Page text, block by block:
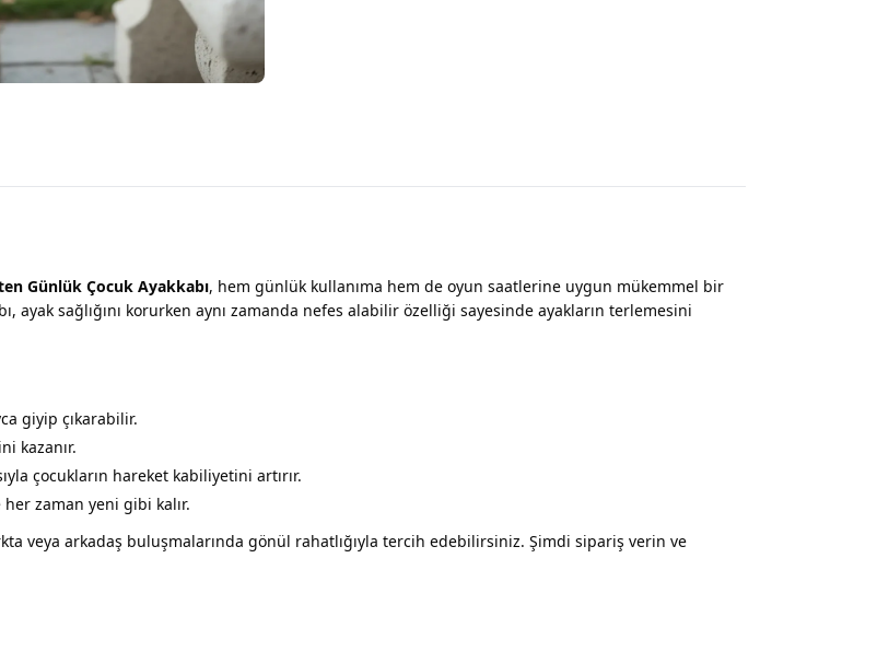
Günlük Çocuk Ayakkabı, hem günlük kullanıma hem de oyun saatlerine uygun mükemmel bir
ayak sağlığını korurken aynı zamanda nefes alabilir özelliği sayesinde ayakların terlemesini
giyip çıkarabilir.
kazanır.
çocukların hareket kabiliyetini artırır.
zaman yeni gibi kalır.
veya arkadaş buluşmalarında gönül rahatlığıyla tercih edebilirsiniz. Şimdi sipariş verin ve